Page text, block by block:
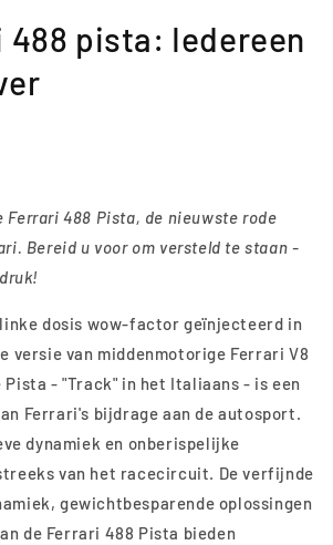
488 pista: Iedereen
Ferrari 488 Pista, de nieuwste rode
Bereid u voor om versteld te staan -
dosis wow-factor geïnjecteerd in
versie van middenmotorige Ferrari V8
- "Track" in het Italiaans - is een
Ferrari's bijdrage aan de autosport.
dynamiek en onberispelijke
van het racecircuit. De verfijnde
gewichtbesparende oplossingen
de Ferrari 488 Pista bieden